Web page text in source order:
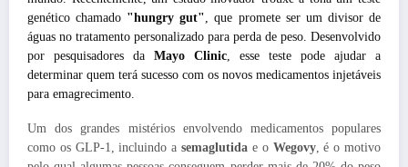
genético chamado "hungry gut", que promete ser um divisor de
águas no tratamento personalizado para perda de peso. Desenvolvido
por pesquisadores da Mayo Clinic, esse teste pode ajudar a
determinar quem terá sucesso com os novos medicamentos injetáveis
para emagrecimento.
Um dos grandes mistérios envolvendo medicamentos populares
como os GLP-1, incluindo asemaglutida e o Wegovy, é o motivo